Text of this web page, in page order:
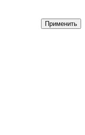
Применить